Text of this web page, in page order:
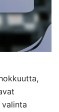
valinta